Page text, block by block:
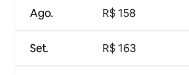
Ago.
Set.
R$ 158
R$ 163